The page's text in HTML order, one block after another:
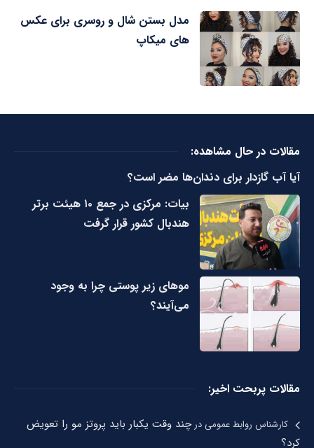
مدل بستن شال و روسری برای عکس
های میکاپ
مقالات در حال مشاهده:
آیا آب گازدار برای دندان‌ها مضر است؟
بیات: مرکزی در جمع ۱۰ هیئت برتر
هندبال کشور قرار گرفت
مو‌های زیر پوستی چرا به وجود
می‌آیند؟
مقالات پربحت اخیر:
کارشناس روابط عمومیدرچند وقت یکبار باید پروتز مو را تعویض
کرد؟